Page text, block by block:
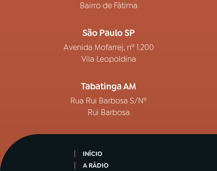
Bairro de Fátima
São Paulo SP
Avenida Mofarrej, nº 1.200
Vila Leopoldina
Tabatinga AM
Rua Rui Barbosa S/Nº
Rui Barbosa
INÍCIO
A RÁDIO